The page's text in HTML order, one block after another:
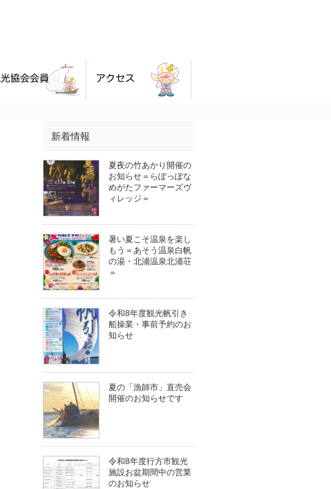
新着情報
夏夜の竹あかり開催の
お知らせ＝らぽっぽな
めがたファーマーズヴ
ィレッジ＝
暑い夏こそ温泉を楽し
もう＝あそう温泉白帆
の湯・北浦温泉北浦荘
＝
令和8年度観光帆引き
船操業・事前予約のお
知らせ
夏の「漁師市」直売会
開催のお知らせです
令和8年度行方市観光
施設お盆期間中の営業
のお知らせ